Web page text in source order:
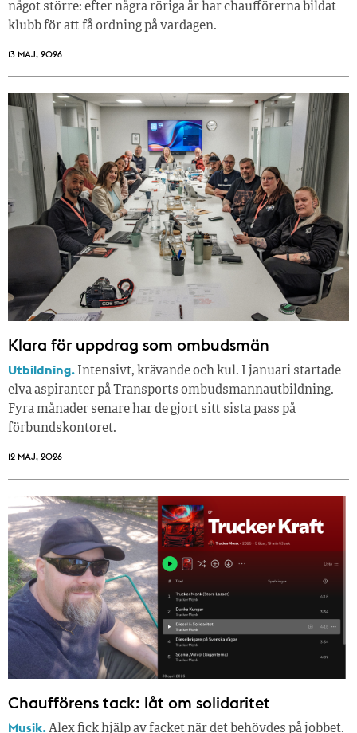
något större: efter några röriga år har chaufförerna bildat
klubb för att få ordning på vardagen.
13 MAJ, 2026
Klara för uppdrag som ombudsmän
Utbildning. Intensivt, krävande och kul. I januari startade
elva aspiranter på Transports ombudsmannautbildning.
Fyra månader senare har de gjort sitt sista pass på
förbundskontoret.
12 MAJ, 2026
Chaufförens tack: låt om solidaritet
Musik.Alex fick hjälp av facket när det behövdes på jobbet.